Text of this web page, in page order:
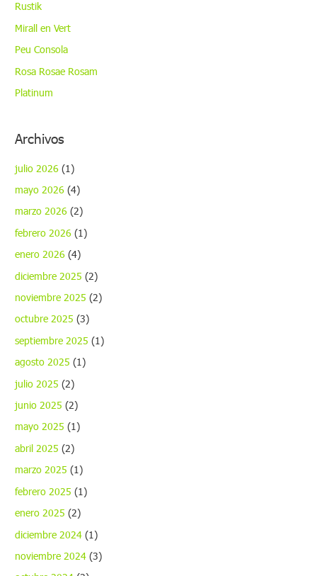
v
í
d
e
Rustik
Mirall en Vert
Peu Consola
Rosa Rosae Rosam
Platinum
Archivos
julio 2026 (1)
mayo 2026 (4)
marzo 2026 (2)
febrero 2026 (1)
enero 2026 (4)
diciembre 2025 (2)
noviembre 2025 (2)
octubre 2025 (3)
septiembre 2025 (1)
agosto 2025 (1)
julio 2025 (2)
junio 2025 (2)
mayo 2025 (1)
abril 2025 (2)
marzo 2025 (1)
febrero 2025 (1)
enero 2025 (2)
diciembre 2024 (1)
noviembre 2024 (3)